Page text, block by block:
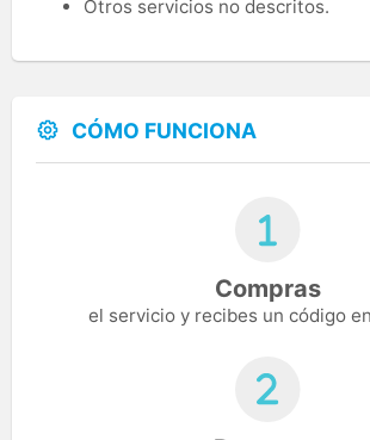
Otros servicios no descritos.
CÓMO FUNCIONA
Compras
el servicio y recibes un código